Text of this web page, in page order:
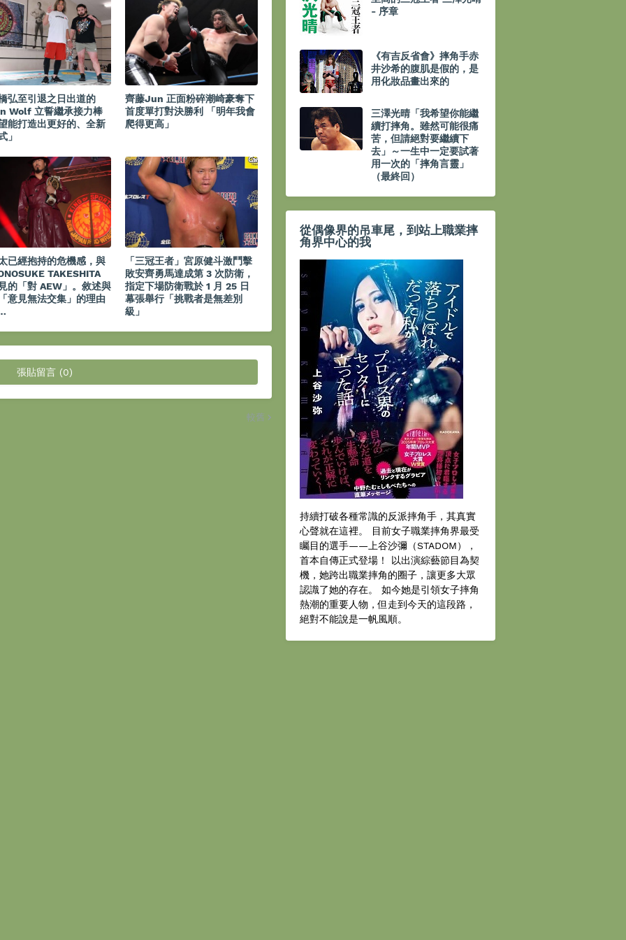
弘至引退之日出道的
Wolf 立誓繼承接力棒
能打造出更好的、全新
」
齊藤Jun 正面粉碎潮崎豪奪下
首度單打對決勝利 「明年我會
爬得更高」
已經抱持的危機感，與
TAKESHITA
的「對 AEW」。敘述與
意見無法交集」的理由
「三冠王者」宮原健斗激鬥擊
敗安齊勇馬達成第 3 次防衛，
指定下場防衛戰於 1 月 25 日
幕張舉行「挑戰者是無差別
級」
張貼留言 (0)
較舊
- 序章
《有吉反省會》摔角手赤
井沙希的腹肌是假的，是
用化妝品畫出來的
三澤光晴「我希望你能繼
續打摔角。雖然可能很痛
苦，但請絕對要繼續下
去」～一生中一定要試著
用一次的「摔角言靈」
（最終回）
從偶像界的吊車尾，到站上職業摔
角界中心的我
持續打破各種常識的反派摔角手，其真實
心聲就在這裡。 目前女子職業摔角界最受
矚目的選手——上谷沙彌（STADOM），
首本自傳正式登場！ 以出演綜藝節目為契
機，她跨出職業摔角的圈子，讓更多大眾
認識了她的存在。 如今她是引領女子摔角
熱潮的重要人物，但走到今天的這段路，
絕對不能說是一帆風順。